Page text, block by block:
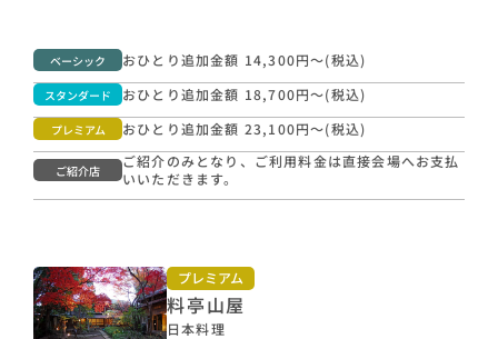
ベーシック おひとり追加金額 14,300円〜(税込)
スタンダード おひとり追加金額 18,700円〜(税込)
プレミアム おひとり追加金額 23,100円〜(税込)
ご紹介店
ご紹介のみとなり、ご利用料金は直接会場へお支払
いいただきます。
プレミアム
料亭山屋
日本料理